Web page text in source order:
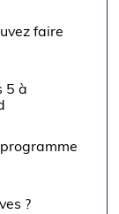
faire
5 à
?